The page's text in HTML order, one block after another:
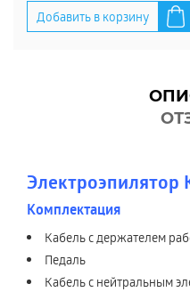
Добавить в корзину
Электроэпилятор
Комплектация
Кабель с держателем
Педаль
Кабель с нейтральным